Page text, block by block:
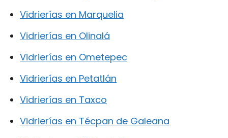
Vidrierías en Marquelia
Vidrierías en Olinalá
Vidrierías en Ometepec
Vidrierías en Petatlán
Vidrierías en Taxco
Vidrierías en Técpan de Galeana